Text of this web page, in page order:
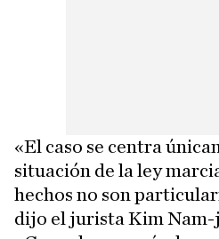
«El caso se centra
situación de la ley
hechos no son
dijo el jurista Kim Nam-